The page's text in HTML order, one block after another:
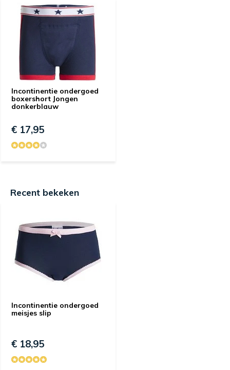
Incontinentie ondergoed
boxershort Jongen
donkerblauw
€ 17,95
Recent bekeken
Incontinentie ondergoed
meisjes slip
€ 18,95